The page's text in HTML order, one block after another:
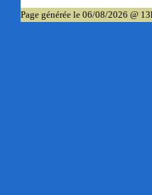
Page générée le 06/08/2026 @